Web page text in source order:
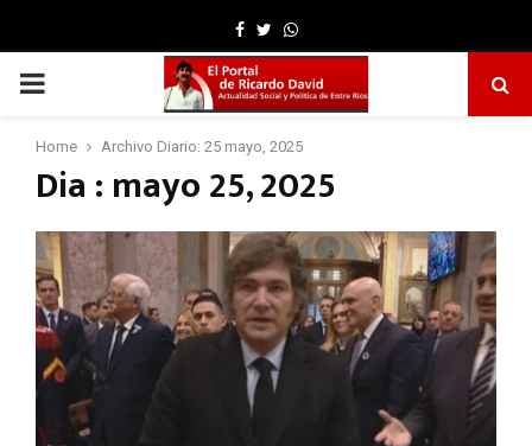
Facebook
TwitterWhatsapp
PRIMARY
MENU
Home Archivo Diario: 25 mayo, 2025
Dia : mayo 25, 2025